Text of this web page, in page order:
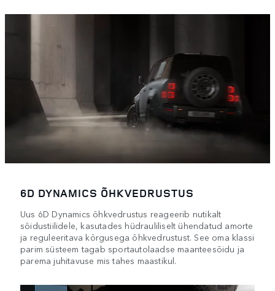
6D DYNAMICS ÕHKVEDRUSTUS
Uus 6D Dynamics õhkvedrustus reageerib nutikalt
sõidustiilidele, kasutades hüdrauliliselt ühendatud amorte
ja reguleeritava kõrgusega õhkvedrustust. See oma klassi
parim süsteem tagab sportautolaadse maanteesõidu ja
parema juhitavuse mis tahes maastikul.